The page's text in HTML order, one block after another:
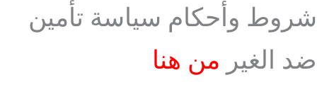
شروط وأحكام سياسة تأمين
ضد الغير من هنا